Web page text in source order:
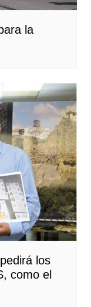
la
los
como el